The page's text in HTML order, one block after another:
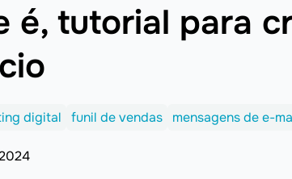
é, tutorial para
digital funil de vendas mensagens de e-